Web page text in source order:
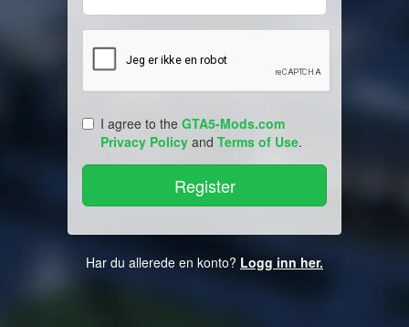
I agree to the GTA5-Mods.com
Privacy Policy and Terms of Use.
Har du allerede en konto? Logg inn her.